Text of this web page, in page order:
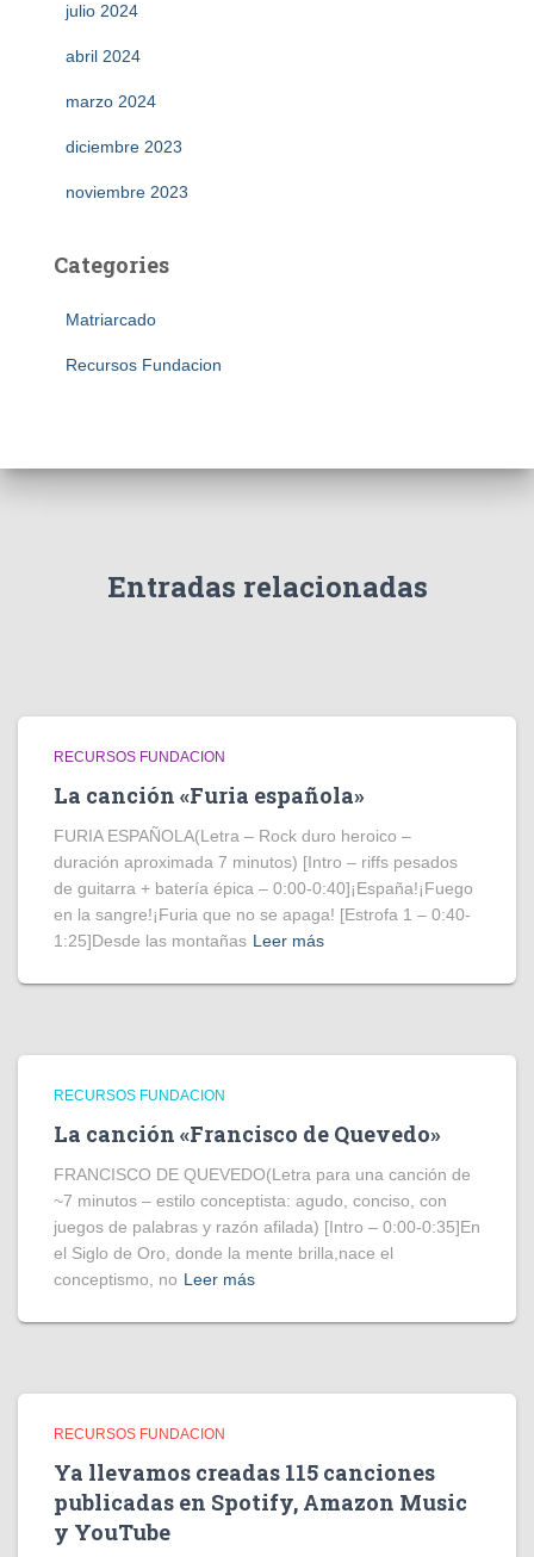
julio 2024
abril 2024
marzo 2024
diciembre 2023
noviembre 2023
Categories
Matriarcado
Recursos Fundacion
Entradas relacionadas
RECURSOS FUNDACION
La canción «Furia española»
FURIA ESPAÑOLA(Letra – Rock duro heroico –
duración aproximada 7 minutos) [Intro – riffs pesados
de guitarra + batería épica – 0:00-0:40]¡España!¡Fuego
en la sangre!¡Furia que no se apaga! [Estrofa 1 – 0:40-
1:25]Desde las montañas Leer más
RECURSOS FUNDACION
La canción «Francisco de Quevedo»
FRANCISCO DE QUEVEDO(Letra para una canción de
~7 minutos – estilo conceptista: agudo, conciso, con
juegos de palabras y razón afilada) [Intro – 0:00-0:35]En
el Siglo de Oro, donde la mente brilla,nace el
conceptismo, no Leer más
RECURSOS FUNDACION
Ya llevamos creadas 115 canciones
publicadas en Spotify, Amazon Music
y YouTube